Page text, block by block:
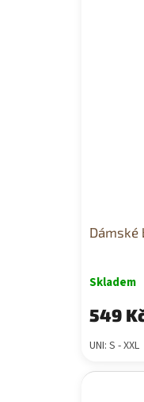
Dámské
Skladem
549
UNI: S - XXL